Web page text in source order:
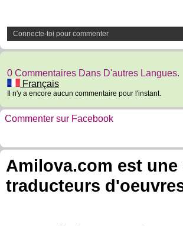
Connecte-toi pour commenter
0 Commentaires Dans D'autres Langues.
Français
Il n'y a encore aucun commentaire pour l'instant.
Commenter sur Facebook
Amilova.com est
traducteurs